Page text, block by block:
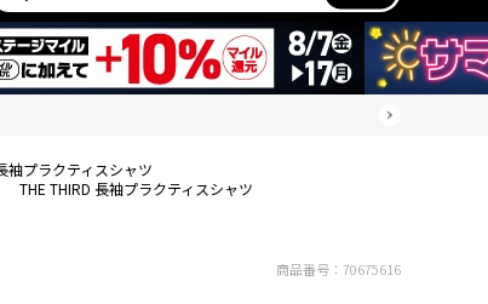
袖プラクティスシャツ
THE THIRD 長袖プラクティスシャツ
商品番号： 70675616